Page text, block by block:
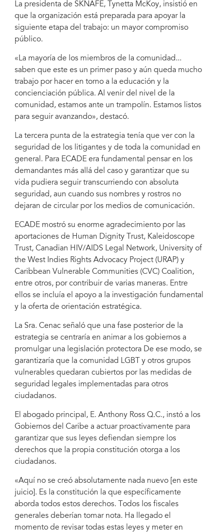
La presidenta de SKNAFE, Tynetta McKoy, insistió en
que la organización está preparada para apoyar la
siguiente etapa del trabajo: un mayor compromiso
público.
«La mayoría de los miembros de la comunidad...
saben que este es un primer paso y aún queda mucho
trabajo por hacer en torno a la educación y la
concienciación pública. Al venir del nivel de la
comunidad, estamos ante un trampolín. Estamos listos
para seguir avanzando», destacó.
La tercera punta de la estrategia tenía que ver con la
seguridad de los litigantes y de toda la comunidad en
general. Para ECADE era fundamental pensar en los
demandantes más allá del caso y garantizar que su
vida pudiera seguir transcurriendo con absoluta
seguridad, aun cuando sus nombres y rostros no
dejaran de circular por los medios de comunicación.
ECADE mostró su enorme agradecimiento por las
aportaciones de Human Dignity Trust, Kaleidoscope
Trust, Canadian HIV/AIDS Legal Network, University of
the West Indies Rights Advocacy Project (URAP) y
Caribbean Vulnerable Communities (CVC) Coalition,
entre otros, por contribuir de varias maneras. Entre
ellos se incluía el apoyo a la investigación fundamental
y la oferta de orientación estratégica.
La Sra. Cenac señaló que una fase posterior de la
estrategia se centraría en animar a los gobiernos a
promulgar una legislación protectora De ese modo, se
garantizaría que la comunidad LGBT y otros grupos
vulnerables quedaran cubiertos por las medidas de
seguridad legales implementadas para otros
ciudadanos.
El abogado principal, E. Anthony Ross Q.C., instó a los
Gobiernos del Caribe a actuar proactivamente para
garantizar que sus leyes defiendan siempre los
derechos que la propia constitución otorga a los
ciudadanos.
«Aquí no se creó absolutamente nada nuevo [en este
juicio]. Es la constitución la que específicamente
aborda todos estos derechos. Todos los fiscales
generales deberían tomar nota. Ha llegado el
momento de revisar todas estas leyes y meter en